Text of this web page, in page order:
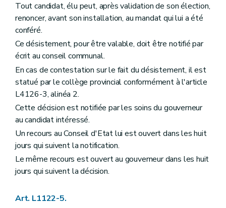
Art. L1233-1
Art. L1233-2
Responsabilité et actions judiciaires
Chapitre premier Responsabilité civile des communes
Art. L1241-1
Art. L1241-2
Art. L1241-3
Chapitre II Actions judiciaires
Section première
Art. L1242-1
Section 2 Exercice par un contribuable des actions en justice appartenant à la commune
Art. L1242-2
Livre III Finances communales
Titre premier Budget et comptes
Art. L1311-1
Art. L1311-2
Art. L1311-5
Tout candidat, élu peut, après validation de son élection,
renoncer, avant son installation, au mandat qui lui a été
conféré.
Ce désistement, pour être valable, doit être notifié par
écrit au conseil communal.
En cas de contestation sur le fait du désistement, il est
statué par le collège provincial conformément à l'article
L4126-3, alinéa 2.
Cette décision est notifiée par les soins du gouverneur
au candidat intéressé.
Un recours au Conseil d'Etat lui est ouvert dans les huit
jours qui suivent la notification.
Le même recours est ouvert au gouverneur dans les huit
jours qui suivent la décision.
Art. L1122-5.